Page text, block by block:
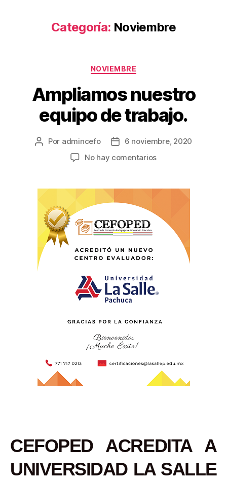
Categoría: Noviembre
NOVIEMBRE
Ampliamos nuestro
equipo de trabajo.
Por admincefo
6 noviembre, 2020
No hay comentarios
CEFOPED ACREDITA A
UNIVERSIDAD LA SALLE